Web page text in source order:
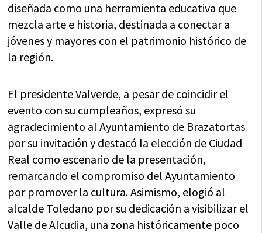
diseñada como una herramienta educativa que
mezcla arte e historia, destinada a conectar a
jóvenes y mayores con el patrimonio histórico de
la región.
El presidente Valverde, a pesar de coincidir el
evento con su cumpleaños, expresó su
agradecimiento al Ayuntamiento de Brazatortas
por su invitación y destacó la elección de Ciudad
Real como escenario de la presentación,
remarcando el compromiso del Ayuntamiento
por promover la cultura. Asimismo, elogió al
alcalde Toledano por su dedicación a visibilizar el
Valle de Alcudia, una zona históricamente poco